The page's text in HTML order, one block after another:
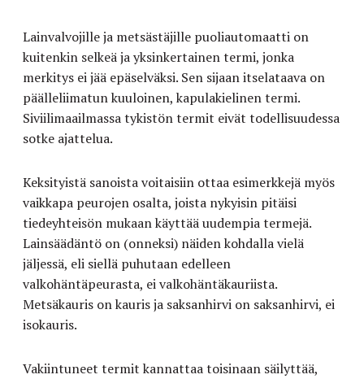
Lainvalvojille ja metsästäjille puoliautomaatti on
kuitenkin selkeä ja yksinkertainen termi, jonka
merkitys ei jää epäselväksi. Sen sijaan itselataava on
päälleliimatun kuuloinen, kapulakielinen termi.
Siviilimaailmassa tykistön termit eivät todellisuudessa
sotke ajattelua.
Keksityistä sanoista voitaisiin ottaa esimerkkejä myös
vaikkapa peurojen osalta, joista nykyisin pitäisi
tiedeyhteisön mukaan käyttää uudempia termejä.
Lainsäädäntö on (onneksi) näiden kohdalla vielä
jäljessä, eli siellä puhutaan edelleen
valkohäntäpeurasta, ei valkohäntäkauriista.
Metsäkauris on kauris ja saksanhirvi on saksanhirvi, ei
isokauris.
Vakiintuneet termit kannattaa toisinaan säilyttää,